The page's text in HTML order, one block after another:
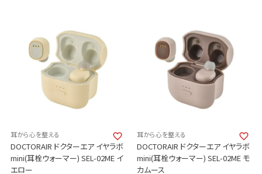
耳から心を整える
DOCTORAIR ドクターエア イヤラボ
mini(耳栓ウォーマー) SEL-02ME イ
エロー
耳から心を整える
DOCTORAIR ドクターエア イヤラボ
mini(耳栓ウォーマー) SEL-02ME モ
カムース